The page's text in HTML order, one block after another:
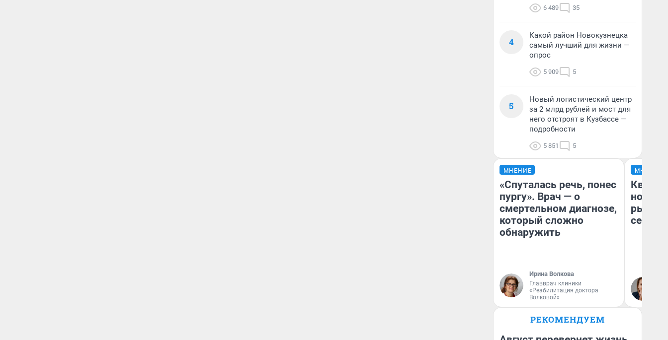
6 489 35
4
Какой район Новокузнецка
самый лучший для жизни —
опрос
5 909 5
5
Новый логистический центр
за 2 млрд рублей и мост для
него отстроят в Кузбассе —
подробности
5 851 5
МНЕНИЕ
«Спуталась речь, понес
пургу». Врач — о
смертельном диагнозе,
который сложно
обнаружить
Ирина Волкова
Главврач клиники
«Реабилитация доктора
Волковой»
МНЕНИЕ
но
рынок
РЕКОМЕНДУЕМ